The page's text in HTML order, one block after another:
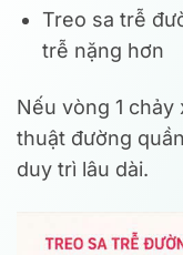
Treo sa trễ
trễ nặng hơn
Nếu vòng 1
thuật đường
duy trì lâu dài.